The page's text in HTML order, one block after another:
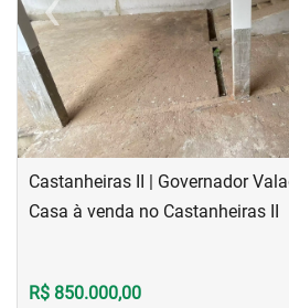
Previous
Castanheiras II | Governador
Casa à venda no Castanheiras II
R$ 850.000,00